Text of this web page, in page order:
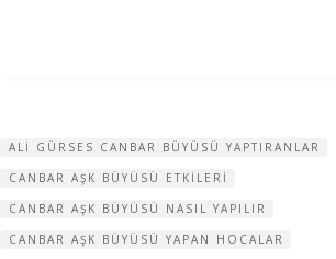
ALI GÜRSES CANBAR BÜYÜSÜ YAPTIRANLAR
CANBAR AŞK BÜYÜSÜ ETKILERI
CANBAR AŞK BÜYÜSÜ NASIL YAPILIR
CANBAR AŞK BÜYÜSÜ YAPAN HOCALAR